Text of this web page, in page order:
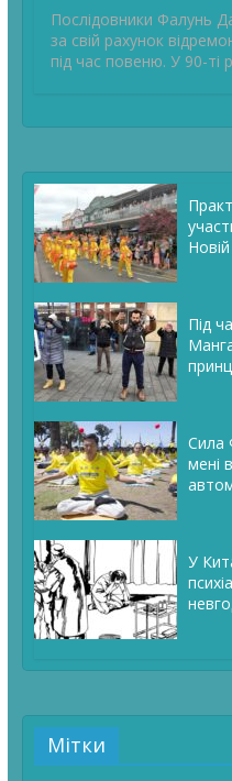
Послідовники Фалунь
за свій рахунок
під час повеню. У 90-ті
Під
Сила
мені
У
Мітки